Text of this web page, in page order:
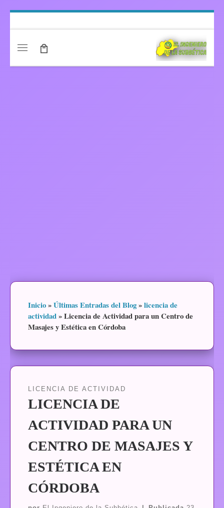
Saltar al contenido
Menú
Inicio»Últimas Entradas del Blog»licencia de
actividad»Licencia de Actividad para un Centro de
Masajes y Estética en Córdoba
LICENCIA DE ACTIVIDAD
LICENCIA DE
ACTIVIDAD PARA UN
CENTRO DE MASAJES Y
ESTÉTICA EN
CÓRDOBA